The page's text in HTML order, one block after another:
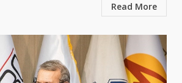
Read More